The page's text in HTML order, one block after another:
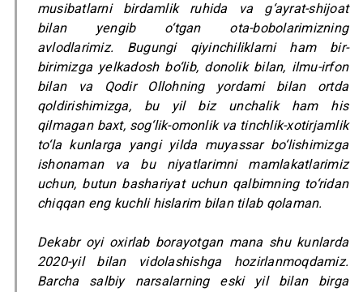
musibatlarni birdamlik ruhida va g‘ayrat-shijoat
bilan yengib o‘tgan ota-bobolarimizning
avlodlarimiz. Bugungi qiyinchiliklarni ham bir-
birimizga yelkadosh bo‘lib, donolik bilan, ilmu-irfon
bilan va Qodir Ollohning yordami bilan ortda
qoldirishimizga, bu yil biz unchalik ham his
qilmagan baxt, sog‘lik-omonlik va tinchlik-xotirjamlik
to‘la kunlarga yangi yilda muyassar bo‘lishimizga
ishonaman va bu niyatlarimni mamlakatlarimiz
uchun, butun bashariyat uchun qalbimning to‘ridan
chiqqan eng kuchli hislarim bilan tilab qolaman.
Dekabr oyi oxirlab borayotgan mana shu kunlarda
2020-yil bilan vidolashishga hozirlanmoqdamiz.
Barcha salbiy narsalarning eski yil bilan birga